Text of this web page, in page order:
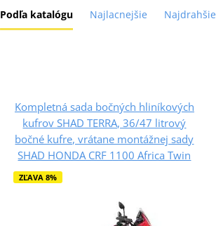
Podľa katalógu Najlacnejšie Najdrahšie
Kompletná sada bočných hliníkových
kufrov SHAD TERRA, 36/47 litrový
bočné kufre, vrátane montážnej sady
SHAD HONDA CRF 1100 Africa Twin
ZĽAVA 8%